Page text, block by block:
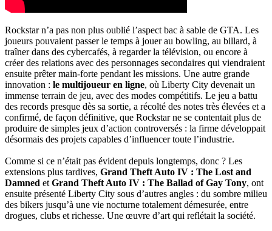
Rockstar n’a pas non plus oublié l’aspect bac à sable de GTA. Les
joueurs pouvaient passer le temps à jouer au bowling, au billard, à
traîner dans des cybercafés, à regarder la télévision, ou encore à
créer des relations avec des personnages secondaires qui viendraient
ensuite prêter main-forte pendant les missions. Une autre grande
innovation : le multijoueur en ligne, où Liberty City devenait un
immense terrain de jeu, avec des modes compétitifs. Le jeu a battu
des records presque dès sa sortie, a récolté des notes très élevées et a
confirmé, de façon définitive, que Rockstar ne se contentait plus de
produire de simples jeux d’action controversés : la firme développait
désormais des projets capables d’influencer toute l’industrie.
Comme si ce n’était pas évident depuis longtemps, donc ? Les
extensions plus tardives, Grand Theft Auto IV : The Lost and
Damned et Grand Theft Auto IV : The Ballad of Gay Tony, ont
ensuite présenté Liberty City sous d’autres angles : du sombre milieu
des bikers jusqu’à une vie nocturne totalement démesurée, entre
drogues, clubs et richesse. Une œuvre d’art qui reflétait la société.